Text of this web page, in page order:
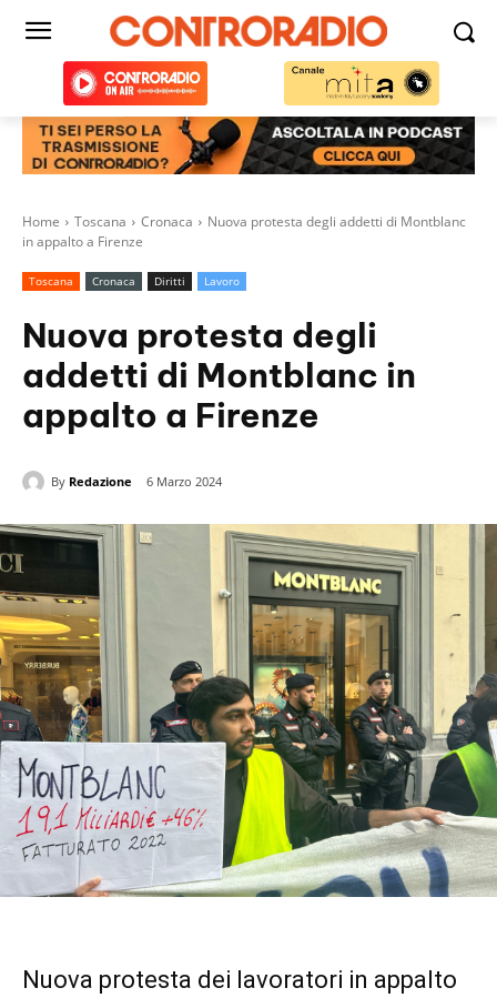
Home Toscana Cronaca
Nuova protesta degli addetti di Montblanc
in appalto a Firenze
Toscana Cronaca Diritti Lavoro
Nuova protesta degli
addetti di Montblanc in
appalto a Firenze
By Redazione 6 Marzo 2024
Nuova protesta dei lavoratori in appalto